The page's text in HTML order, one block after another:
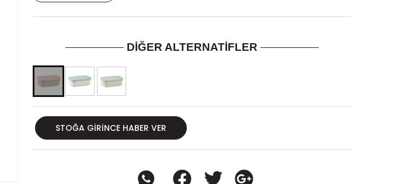
DIĞER ALTERNATIFLER
STOĞA GIRINCE HABER VER